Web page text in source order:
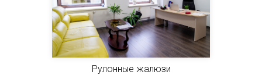
Рулонные жалюзи